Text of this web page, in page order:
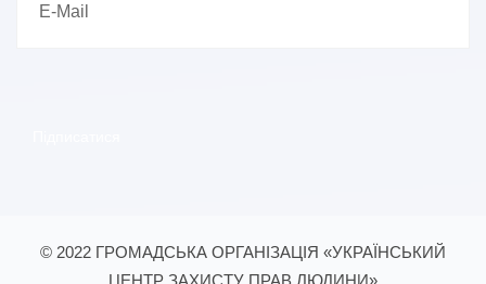
© 2022 ГРОМАДСЬКА ОРГАНІЗАЦІЯ «УКРАЇНСЬКИЙ